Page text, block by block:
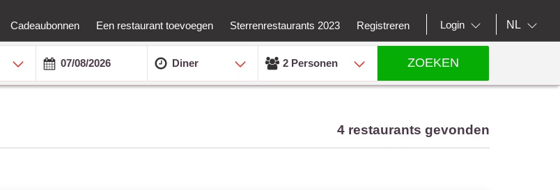
Cadeaubonnen Een restaurant toevoegen Sterrenrestaurants 2023 Registreren Login NL
Diner 2 Personen ZOEKEN
4 restaurants gevonden